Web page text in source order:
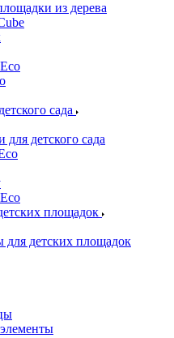
из дерева
сада
детского сада
площадок
для детских площадок